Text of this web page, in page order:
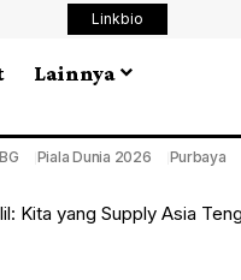
Linkbio
Lainnya
Piala Dunia 2026 Purbaya
Kita yang Supply Asia